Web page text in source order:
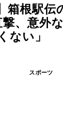
箱根駅伝
、意外
ない」
スポーツ